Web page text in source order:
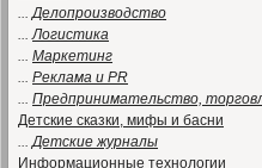
...Делопроизводство
...Логистика
... Маркетинг
... Реклама и PR
... Предпринимательство,
Детские сказки, мифы и басни
...Детские журналы
Информационные технологии